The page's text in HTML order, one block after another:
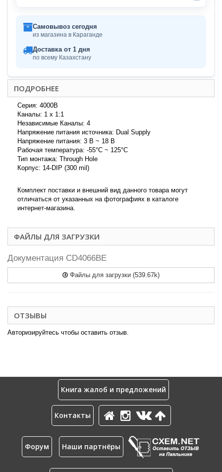
Самовывоз сегодня
из магазина в Караганде
Доставка от 1 дня
по всему Казахстану
ПОДРОБНЕЕ
Серия: 4000B
Каналы: 1 x 1:1
Независимые Каналы: 4
Напряжение питания источника: Dual Supply
Напряжение питания: 3 В ~ 18 В
Рабочая температура: -55°C ~ 125°C
Тип монтажа: Through Hole
Корпус: 14-DIP (300 mil)
Комплект поставки и внешний вид данного товара могут
отличаться от указанных на фотографиях в каталоге
интернет-магазина.
ФАЙЛЫ ДЛЯ ЗАГРУЗКИ
Документация CD4066BE
Файлы для загрузки (539.67k)
ОТЗЫВЫ
Авторизируйтесь чтобы оставить отзыв.
Книга жалоб и предложений
Контакты
Форум Наши партнёры